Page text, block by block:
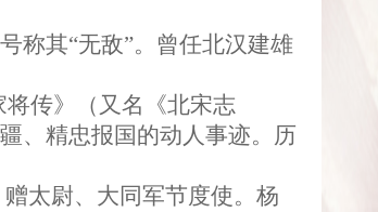
称其“无敌”。曾任北汉建雄
传》（又名《北宋志
、精忠报国的动人事迹。历
太尉、大同军节度使。杨